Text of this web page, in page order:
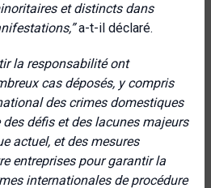
et distincts dans
a-t-il déclaré.
la responsabilité ont
cas déposés, y compris
des crimes domestiques
défis et des lacunes majeurs
actuel, et des mesures
entreprises pour garantir la
internationales de procédure